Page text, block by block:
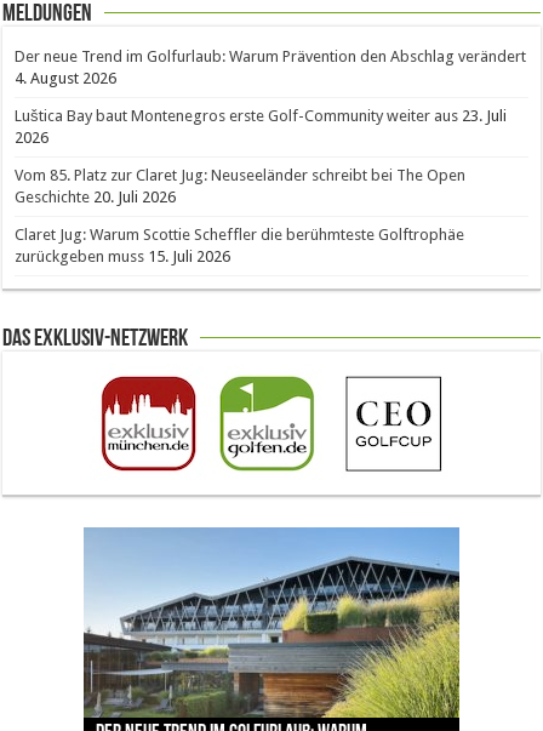
Meldungen
Der neue Trend im Golfurlaub: Warum Prävention den Abschlag verändert
4. August 2026
Luštica Bay baut Montenegros erste Golf-Community weiter aus 23. Juli
2026
Vom 85. Platz zur Claret Jug: Neuseeländer schreibt bei The Open
Geschichte 20. Juli 2026
Claret Jug: Warum Scottie Scheffler die berühmteste Golftrophäe
zurückgeben muss 15. Juli 2026
Das Exklusiv-Netzwerk
The Open 2026 in Royal Birkdale: Warum der